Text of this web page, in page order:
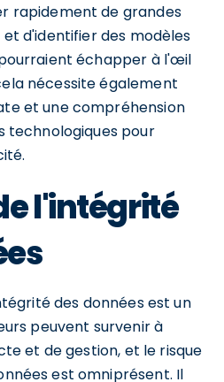
rapidement de grandes
d'identifier des modèles
échapper à l'œil
nécessite également
et une compréhension
technologiques pour
l'intégrité
des données est un
peuvent survenir à
et de gestion, et le risque
est omniprésent. Il